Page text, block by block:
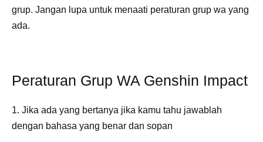
grup. Jangan lupa untuk menaati peraturan grup wa yang
ada.
Peraturan Grup WA Genshin Impact
1. Jika ada yang bertanya jika kamu tahu jawablah
dengan bahasa yang benar dan sopan